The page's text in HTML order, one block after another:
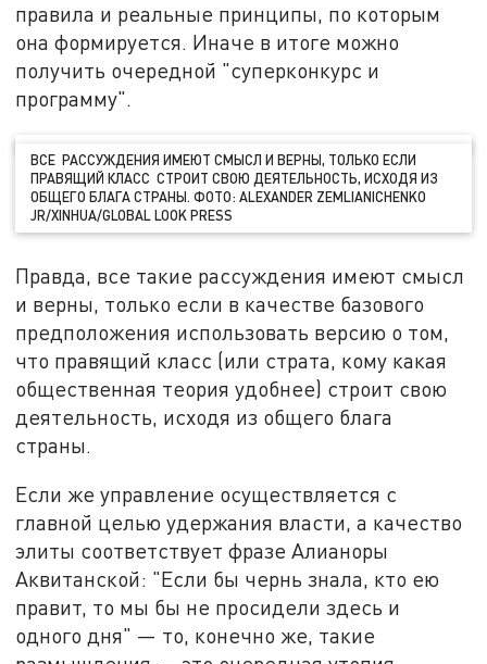
правила и реальные принципы, по которым
она формируется. Иначе в итоге можно
получить очередной "суперконкурс и
программу".
ВСЕ РАССУЖДЕНИЯ ИМЕЮТ СМЫСЛ И ВЕРНЫ, ТОЛЬКО ЕСЛИ
ПРАВЯЩИЙ КЛАСС СТРОИТ СВОЮ ДЕЯТЕЛЬНОСТЬ, ИСХОДЯ ИЗ
ОБЩЕГО БЛАГА СТРАНЫ. ФОТО: ALEXANDER ZEMLIANICHENKO
JR/XINHUA/GLOBAL LOOK PRESS
Правда, все такие рассуждения имеют смысл
и верны, только если в качестве базового
предположения использовать версию о том,
что правящий класс (или страта, кому какая
общественная теория удобнее) строит свою
деятельность, исходя из общего блага
страны.
Если же управление осуществляется с
главной целью удержания власти, а качество
элиты соответствует фразе Алианоры
Аквитанской: "Если бы чернь знала, кто ею
правит, то мы бы не просидели здесь и
одного дня" — то, конечно же, такие